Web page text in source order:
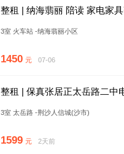
整租 | 纳海翡丽 陪读 家电家
3室 火车站 -纳海翡丽小区
1450 元 07-06
整租 | 保真张居正太岳路二中
3室 太岳路 -荆沙人信城(沙市)
1599 元 2天前